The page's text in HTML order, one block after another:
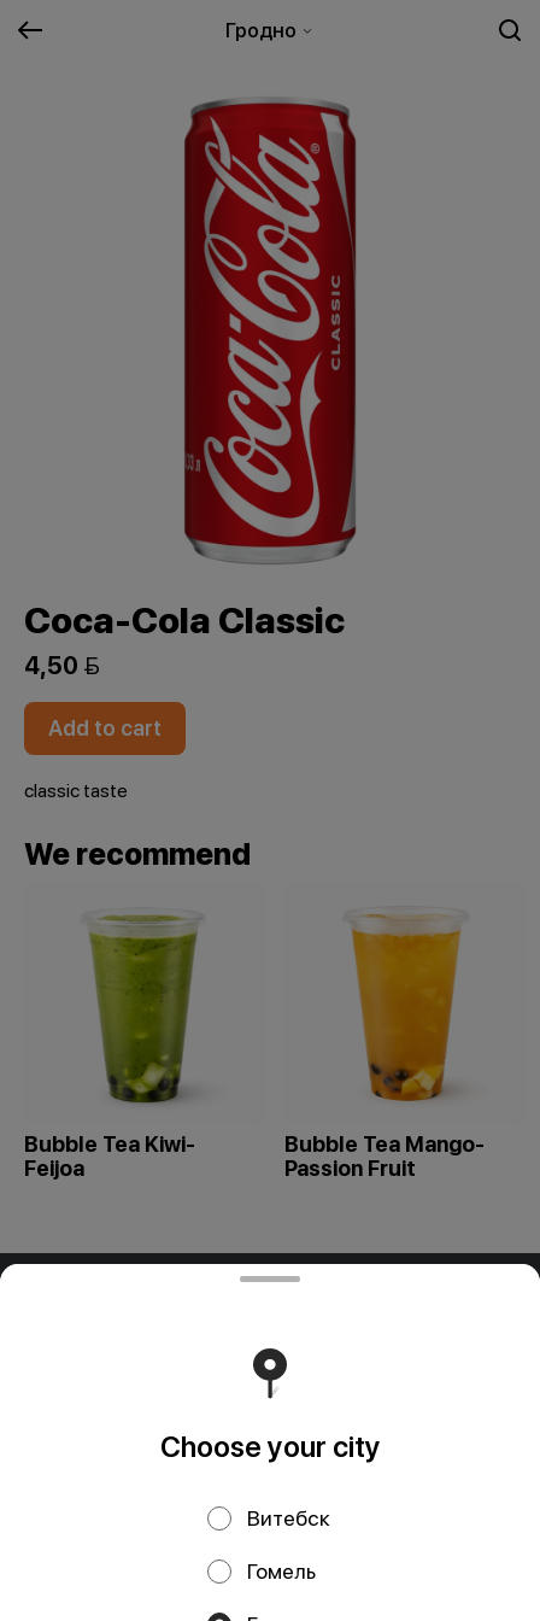
Гродно
Coca-Cola Classic
4,50 
Add to cart
classic taste
We recommend
Bubble Tea Kiwi-
Feijoa
Bubble Tea Mango-
Passion Fruit
ООО "ПАДТАЙ-ГРУПП"
Свидетельство выдано Минским горисполкомом
03.12.2020 г. Интернет-магазин зарегистрирован в
Торговом реестре Республики Беларусь 18.01.2021г.
Файлы cookie
Choose your city
Витебск
Гомель